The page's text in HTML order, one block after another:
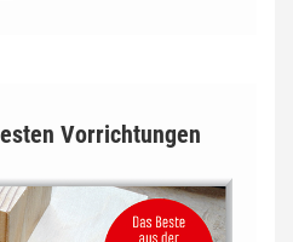
Vorrichtungen